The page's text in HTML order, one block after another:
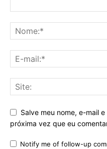
Salve meu nome, e-mail
próxima vez que eu
Notify me of follow-up